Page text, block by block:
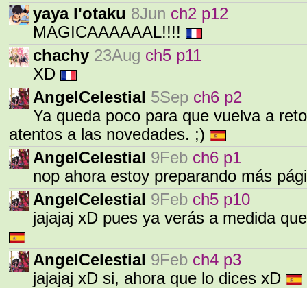
yaya l'otaku 8Jun ch2 p12
MAGICAAAAAAL!!!!
chachy 23Aug ch5 p11
XD
AngelCelestial 5Sep ch6 p2
Ya queda poco para que vuelva a
atentos a las novedades. ;)
AngelCelestial 9Feb ch6 p1
nop ahora estoy preparando más
AngelCelestial 9Feb ch5 p10
jajajaj xD pues ya verás a medida
AngelCelestial 9Feb ch4 p3
jajajaj xD si, ahora que lo dices xD